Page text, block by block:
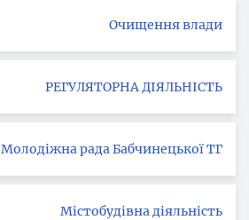
Очищення влади
РЕГУЛЯТОРНА ДІЯЛЬНІСТЬ
Молодіжна рада Бабчинецької ТГ
Містобудівна діяльність